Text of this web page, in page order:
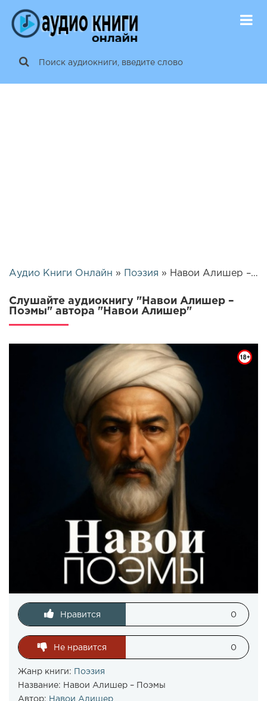
Аудио Книги Онлайн » Поэзия » Навои Алишер – Поэмы | 25741
Слушайте аудиокнигу "Навои Алишер –
Поэмы" автора "Навои Алишер"
Нравится 0
Не нравится 0
Жанр книги:
Поэзия
Название: Навои Алишер – Поэмы
Автор: Навои Алишер